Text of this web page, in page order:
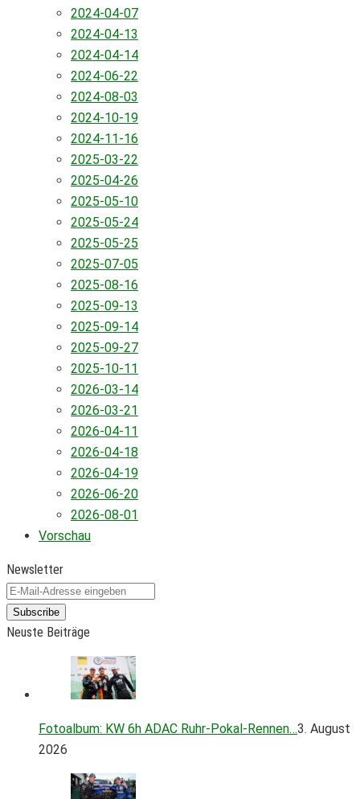
2024-04-07
2024-04-13
2024-04-14
2024-06-22
2024-08-03
2024-10-19
2024-11-16
2025-03-22
2025-04-26
2025-05-10
2025-05-24
2025-05-25
2025-07-05
2025-08-16
2025-09-13
2025-09-14
2025-09-27
2025-10-11
2026-03-14
2026-03-21
2026-04-11
2026-04-18
2026-04-19
2026-06-20
2026-08-01
Vorschau
Newsletter
Subscribe
Neuste Beiträge
Fotoalbum: KW 6h ADAC Ruhr-Pokal-Rennen…3. August
2026